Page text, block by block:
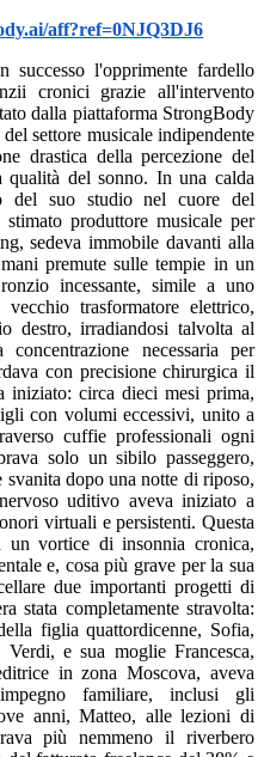
aff?ref=0NJQ3DJ6
successo l'opprimente fardello
cronici grazie all'intervento
dalla piattaforma StrongBody
settore musicale indipendente
drastica della percezione del
del sonno. In una calda
del suo studio nel cuore del
produttore musicale per
sedeva immobile davanti alla
premute sulle tempie in un
incessante, simile a uno
trasformatore elettrico,
destro, irradiandosi talvolta al
necessaria per
con precisione chirurgica il
iniziato: circa dieci mesi prima,
con volumi eccessivi, unito a
cuffie professionali ogni
solo un sibilo passeggero,
svanita dopo una notte di riposo,
uditivo aveva iniziato a
virtuali e persistenti. Questa
un vortice di insonnia cronica,
e, cosa più grave per la sua
due importanti progetti di
stata completamente stravolta:
figlia quattordicenne, Sofia,
e sua moglie Francesca,
in zona Moscova, aveva
familiare, inclusi gli
anni, Matteo, alle lezioni di
più nemmeno il riverbero